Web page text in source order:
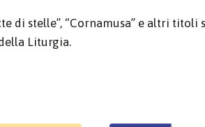
di stelle”, “Cornamusa” e altri titoli
Liturgia.